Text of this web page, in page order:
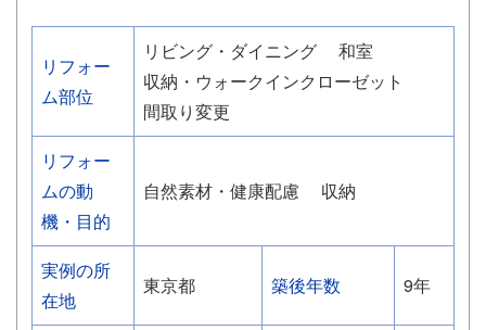
リフォー
ム部位
リビング・ダイニング
和室
収納・ウォークインクローゼット
間取り変更
リフォー
ムの動
機・目的
自然素材・健康配慮 収納
実例の所
在地
東京都 築後年数 9年